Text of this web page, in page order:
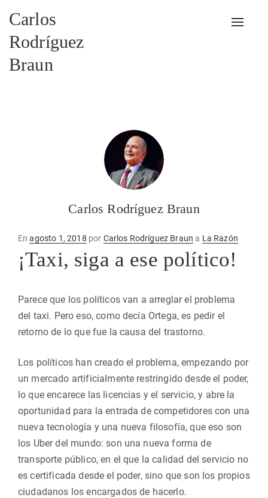
Carlos
Rodríguez
Braun
Carlos Rodríguez Braun
EnPublicado
en
agosto 1, 2018 por Carlos Rodríguez Braun a La Razón
¡Taxi, siga a ese político!
Parece que los políticos van a arreglar el problema
del taxi. Pero eso, como decía Ortega, es pedir el
retorno de lo que fue la causa del trastorno.
Los políticos han creado el problema, empezando por
un mercado artificialmente restringido desde el poder,
lo que encarece las licencias y el servicio, y abre la
oportunidad para la entrada de competidores con una
nueva tecnología y una nueva filosofía, que eso son
los Uber del mundo: son una nueva forma de
transporte público, en el que la calidad del servicio no
es certificada desde el poder, sino que son los propios
ciudadanos los encargados de hacerlo.